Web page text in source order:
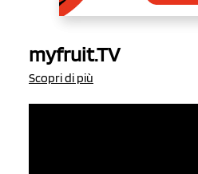
myfruit.TV
Scopri di più